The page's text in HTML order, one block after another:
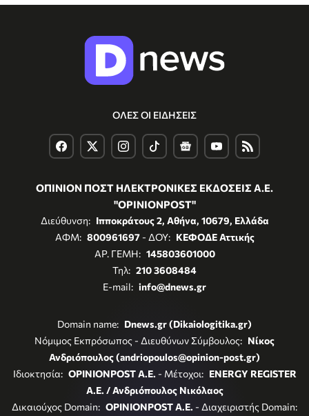
ΟΛΕΣ ΟΙ ΕΙΔΗΣΕΙΣ
ΟΠΙΝΙΟΝ ΠΟΣΤ ΗΛΕΚΤΡΟΝΙΚΕΣ ΕΚΔΟΣΕΙΣ Α.Ε.
"OPINIONPOST"
Διεύθυνση: Ιπποκράτους 2, Αθήνα, 10679, Ελλάδα
ΑΦΜ: 800961697- ΔΟΥ: ΚΕΦΟΔΕ Αττικής
ΑΡ. ΓΕΜΗ: 145803601000
Τηλ: 210 3608484
E-mail: info@dnews.gr
Domain name: Dnews.gr (Dikaiologitika.gr)
Νόμιμος Εκπρόσωπος - Διευθύνων Σύμβουλος: Νίκος
Ανδριόπουλος (andriopoulos@opinion-post.gr)
Ιδιοκτησία: OPINIONPOST A.E. - Μέτοχοι: ENERGY REGISTER
Α.Ε. / Ανδριόπουλος Νικόλαος
Δικαιούχος Domain: OPINIONPOST A.E. - Διαχειριστής Domain: